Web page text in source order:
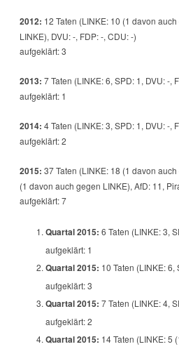
2012: 12 Taten (LINKE: 10 (1 davon
LINKE), DVU: -, FDP: -, CDU: -)
aufgeklärt: 3
2013: 7 Taten (LINKE: 6, SPD: 1, DVU: -,
aufgeklärt: 1
2014: 4 Taten (LINKE: 3, SPD: 1, DVU: -,
aufgeklärt: 2
2015: 37 Taten (LINKE: 18 (1 davon
(1 davon auch gegen LINKE), AfD: 11,
aufgeklärt: 7
Quartal 2015: 6 Taten (LINKE: 3,
aufgeklärt: 1
Quartal 2015: 10 Taten (LINKE: 6,
aufgeklärt: 3
Quartal 2015: 7 Taten (LINKE: 4,
aufgeklärt: 2
Quartal 2015: 14 Taten (LINKE: 5